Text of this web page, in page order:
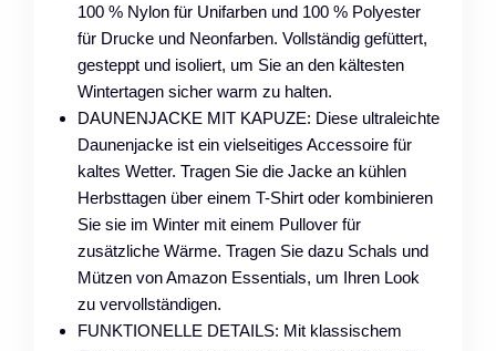
100 % Nylon für Unifarben und 100 % Polyester
für Drucke und Neonfarben. Vollständig gefüttert,
gesteppt und isoliert, um Sie an den kältesten
Wintertagen sicher warm zu halten.
DAUNENJACKE MIT KAPUZE: Diese ultraleichte
Daunenjacke ist ein vielseitiges Accessoire für
kaltes Wetter. Tragen Sie die Jacke an kühlen
Herbsttagen über einem T-Shirt oder kombinieren
Sie sie im Winter mit einem Pullover für
zusätzliche Wärme. Tragen Sie dazu Schals und
Mützen von Amazon Essentials, um Ihren Look
zu vervollständigen.
FUNKTIONELLE DETAILS: Mit klassischem